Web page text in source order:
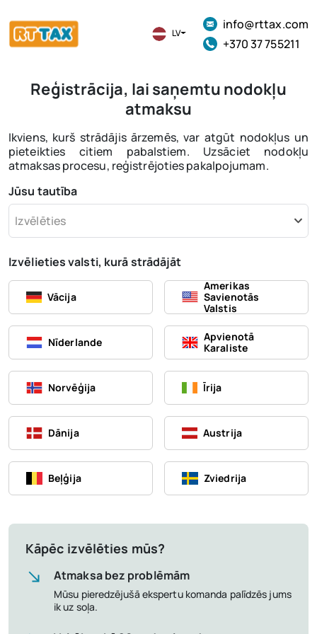
LV
info@rttax.com
+370 37 755211
Reģistrācija, lai saņemtu nodokļu
atmaksu
Ikviens, kurš strādājis ārzemēs, var atgūt nodokļus un
pieteikties citiem pabalstiem. Uzsāciet nodokļu
atmaksas procesu, reģistrējoties pakalpojumam.
Jūsu tautība
Izvēlēties
Izvēlieties valsti, kurā strādājāt
Vācija
Amerikas
Savienotās
Valstis
Nīderlande
Apvienotā
Karaliste
Norvēģija Īrija
Dānija Austrija
Beļģija Zviedrija
Kāpēc izvēlēties mūs?
Atmaksa bez problēmām
Mūsu pieredzējušā ekspertu komanda palīdzēs jums
ik uz soļa.